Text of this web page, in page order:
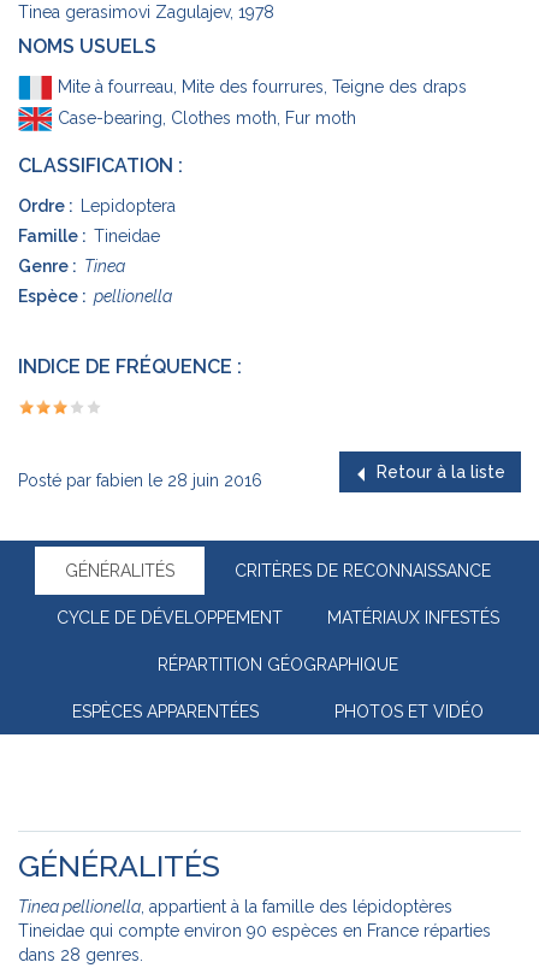
Tinea gerasimovi Zagulajev, 1978
NOMS USUELS
Mite à fourreau, Mite des fourrures, Teigne des draps
Case-bearing, Clothes moth, Fur moth
CLASSIFICATION :
Ordre : Lepidoptera
Famille : Tineidae
Genre : Tinea
Espèce : pellionella
INDICE DE FRÉQUENCE :
Posté par fabien le 28 juin 2016 Retour à la liste
GÉNÉRALITÉS CRITÈRES DE RECONNAISSANCE
CYCLE DE DÉVELOPPEMENT MATÉRIAUX INFESTÉS
RÉPARTITION GÉOGRAPHIQUE
ESPÈCES APPARENTÉES PHOTOS ET VIDÉO
GÉNÉRALITÉS
Tinea pellionella, appartient à la famille des lépidoptères
Tineidae qui compte environ 90 espèces en France réparties
dans 28 genres.